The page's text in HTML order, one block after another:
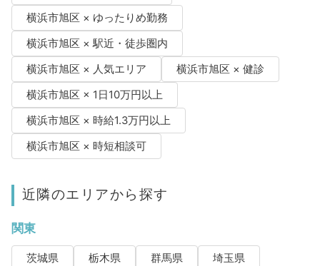
横浜市旭区 × ゆったりめ勤務
横浜市旭区 × 駅近・徒歩圏内
横浜市旭区 × 人気エリア
横浜市旭区 × 健診
横浜市旭区 × 1日10万円以上
横浜市旭区 × 時給1.3万円以上
横浜市旭区 × 時短相談可
近隣のエリアから探す
関東
茨城県 栃木県 群馬県
埼玉県